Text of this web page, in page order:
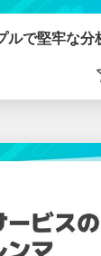
で堅牢な分